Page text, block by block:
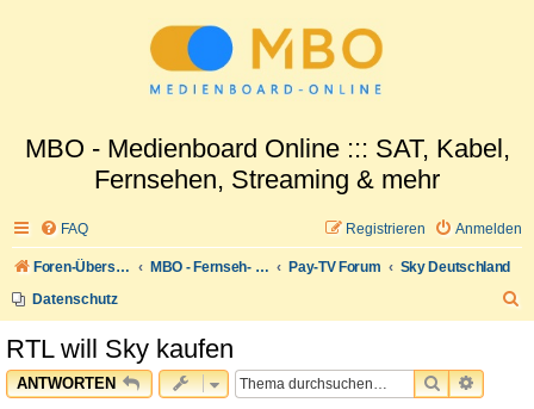
MBO - Medienboard Online ::: SAT, Kabel,
Fernsehen, Streaming & mehr
FAQ Anmelden
Registrieren
Foren-Übersicht MBO - Fernseh- und Medienwelt Pay-TV Forum
Sky Deutschland
Datenschutz
RTL will Sky kaufen
ANTWORTEN SUCHE